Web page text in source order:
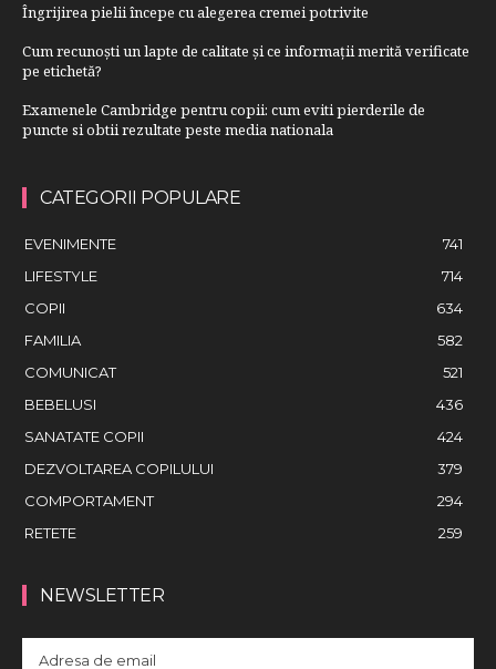
Îngrijirea pielii începe cu alegerea cremei potrivite
Cum recunoști un lapte de calitate și ce informații merită verificate
pe etichetă?
Examenele Cambridge pentru copii: cum eviti pierderile de
puncte si obtii rezultate peste media nationala
CATEGORII POPULARE
EVENIMENTE
741
LIFESTYLE
714
COPII
634
FAMILIA
582
COMUNICAT
521
BEBELUSI
436
SANATATE COPII
424
DEZVOLTAREA COPILULUI
379
COMPORTAMENT
294
RETETE
259
NEWSLETTER